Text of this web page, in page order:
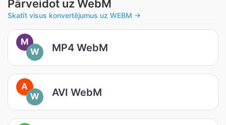
Pārveidot uz WebM
Skatīt visus konvertējumus uz WEBM →
M
W
MP4 WebM
A
W
AVI WebM